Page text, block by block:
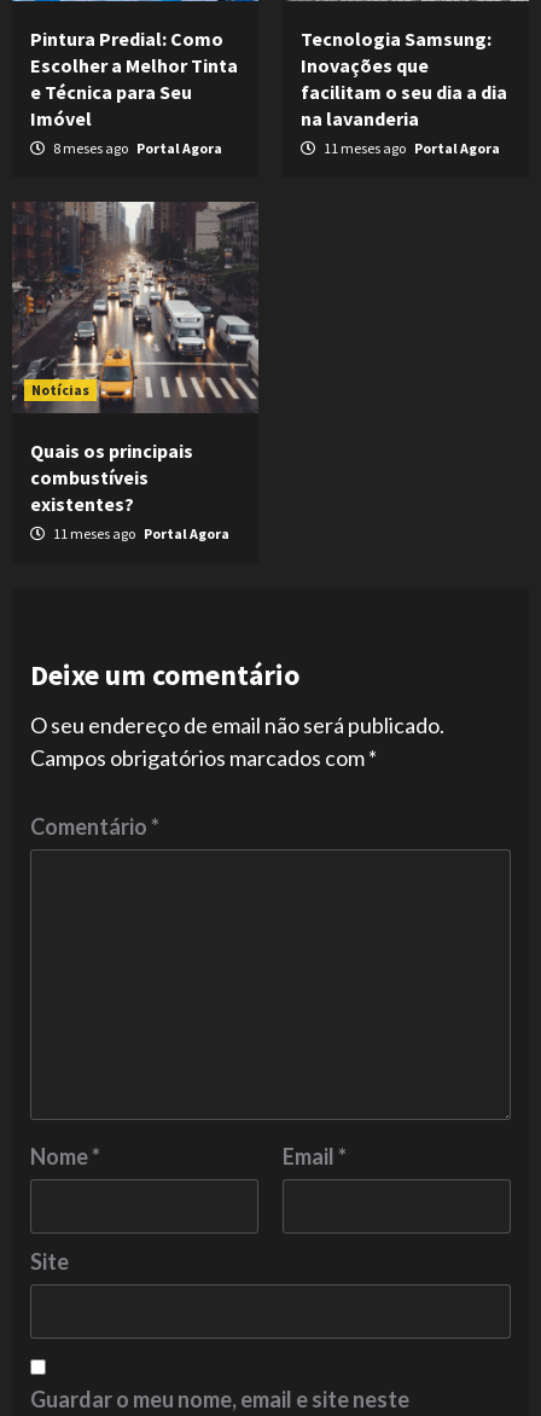
Pintura Predial: Como
Escolher a Melhor Tinta
e Técnica para Seu
Imóvel
8 meses ago Portal Agora
Tecnologia Samsung:
Inovações que
facilitam o seu dia a dia
na lavanderia
11 meses ago Portal Agora
Notícias
Quais os principais
combustíveis
existentes?
11 meses ago Portal Agora
Deixe um comentário
O seu endereço de email não será publicado.
Campos obrigatórios marcados com*
Comentário*
Nome* Email*
Site
Guardar o meu nome, email e site neste